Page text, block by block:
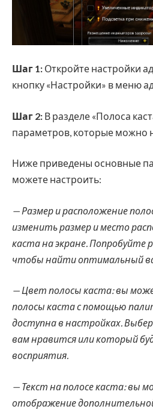
Шаг 1: Откройте настройки
кнопку «Настройки» в меню
Шаг 2: В разделе «Полоса
параметров, которые можно
Ниже приведены основные
можете настроить:
— Размер и расположение
изменить размер и место
каста на экране. Попробуйте
чтобы найти оптимальный
— Цвет полосы каста: вы
полосы каста с помощью
доступна в настройках.
вам нравится или который
восприятия.
— Текст на полосе каста: вы
отображение